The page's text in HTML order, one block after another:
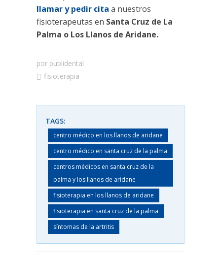
llamar y pedir cita a nuestros
fisioterapeutas en Santa Cruz de La
Palma o Los Llanos de Aridane.
por publidental
fisioterapia
TAGS:
centro médico en los llanos de aridane
centro médico en santa cruz de la palma
centros médicos en santa cruz de la
palma y los llanos de aridane
fisioterapia en los llanos de aridane
fisioterapia en santa cruz de la palma
síntomas de la artritis